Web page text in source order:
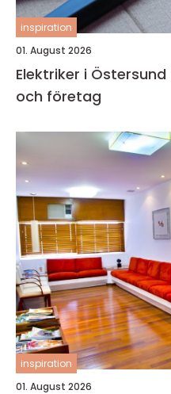
inspiration
01. August 2026
Elektriker i Östersund trygg elservice för hem
och företag
inspiration
01. August 2026